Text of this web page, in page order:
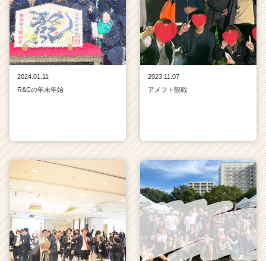
2024.01.11
R&Cの年末年始
2023.11.07
アメフト観戦